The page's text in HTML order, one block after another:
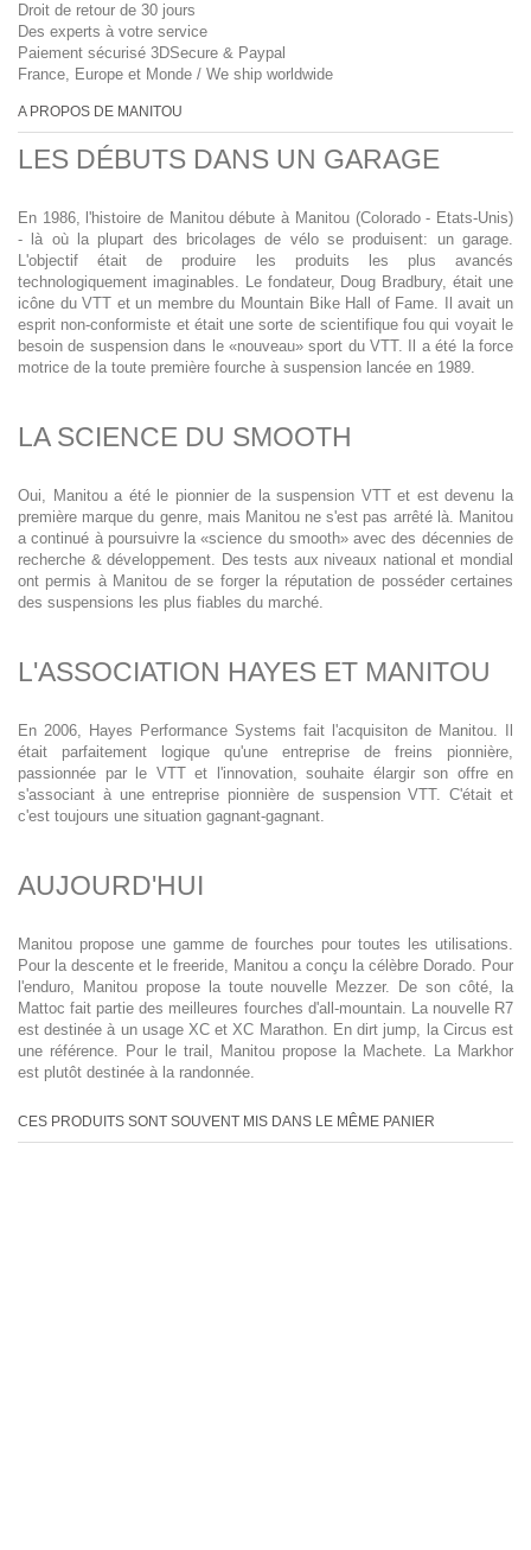
Droit de retour de 30 jours
Des experts à votre service
Paiement sécurisé 3DSecure & Paypal
France, Europe et Monde / We ship worldwide
A PROPOS DE MANITOU
LES DÉBUTS DANS UN GARAGE
En 1986, l'histoire de Manitou débute à Manitou (Colorado - Etats-Unis)
- là où la plupart des bricolages de vélo se produisent: un garage.
L'objectif était de produire les produits les plus avancés
technologiquement imaginables. Le fondateur, Doug Bradbury, était une
icône du VTT et un membre du Mountain Bike Hall of Fame. Il avait un
esprit non-conformiste et était une sorte de scientifique fou qui voyait le
besoin de suspension dans le «nouveau» sport du VTT. Il a été la force
motrice de la toute première fourche à suspension lancée en 1989.
LA SCIENCE DU SMOOTH
Oui, Manitou a été le pionnier de la suspension VTT et est devenu la
première marque du genre, mais Manitou ne s'est pas arrêté là. Manitou
a continué à poursuivre la «science du smooth» avec des décennies de
recherche & développement. Des tests aux niveaux national et mondial
ont permis à Manitou de se forger la réputation de posséder certaines
des suspensions les plus fiables du marché.
L'ASSOCIATION HAYES ET MANITOU
En 2006, Hayes Performance Systems fait l'acquisiton de Manitou. Il
était parfaitement logique qu'une entreprise de freins pionnière,
passionnée par le VTT et l'innovation, souhaite élargir son offre en
s'associant à une entreprise pionnière de suspension VTT. C'était et
c'est toujours une situation gagnant-gagnant.
AUJOURD'HUI
Manitou propose une gamme de fourches pour toutes les utilisations.
Pour la descente et le freeride, Manitou a conçu la célèbre Dorado. Pour
l'enduro, Manitou propose la toute nouvelle Mezzer. De son côté, la
Mattoc fait partie des meilleures fourches d'all-mountain. La nouvelle R7
est destinée à un usage XC et XC Marathon. En dirt jump, la Circus est
une référence. Pour le trail, Manitou propose la Machete. La Markhor
est plutôt destinée à la randonnée.
CES PRODUITS SONT SOUVENT MIS DANS LE MÊME PANIER